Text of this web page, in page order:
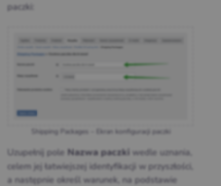
paczki:
Shipping Packages – Ekran konfiguracji paczki
Uzupełnij pole Nazwa paczki
wedle uznania,
celem jej łatwiejszej identyfikacji w przyszłości,
a następnie określ warunek, na podstawie